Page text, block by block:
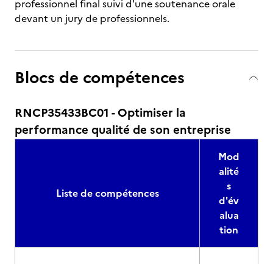
professionnel final suivi d'une soutenance orale
devant un jury de professionnels.
Blocs de compétences
RNCP35433BC01 - Optimiser la
performance qualité de son entreprise
Liste de compétences
Mod
alité
s
d'év
alua
tion